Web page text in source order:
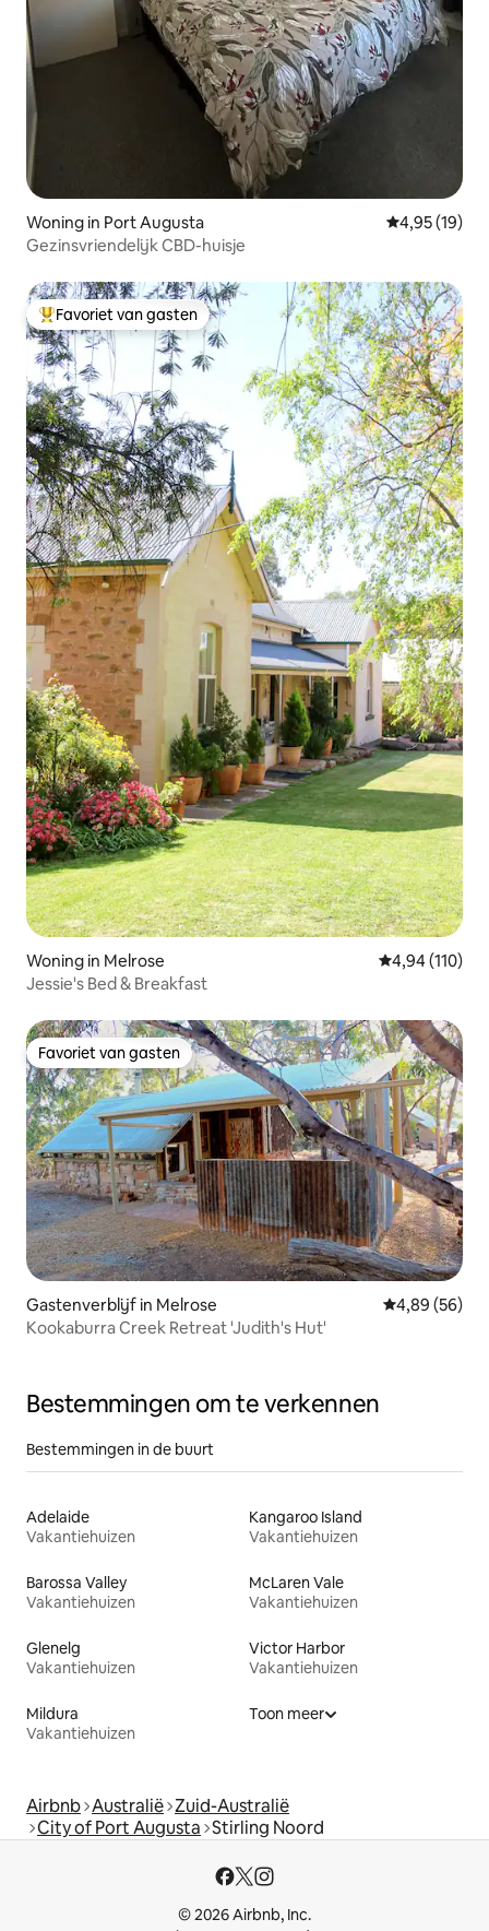
Woning in Port Augusta Gemiddelde
4,95 (19)
Gezinsvriendelijk CBD-huisje
Topfavoriet van gasten
Favoriet van gasten
Woning in Melrose Gemiddelde
4,94 (110)
Jessie's Bed & Breakfast
Favoriet van gasten
Favoriet van gasten
Gastenverblijf in Melrose Gemiddelde
4,89 (56)
Kookaburra Creek Retreat 'Judith's Hut'
Bestemmingen om te verkennen
Bestemmingen in de buurt
Adelaide
Vakantiehuizen
Kangaroo Island
Vakantiehuizen
Barossa Valley
Vakantiehuizen
McLaren Vale
Vakantiehuizen
Glenelg
Vakantiehuizen
Victor Harbor
Vakantiehuizen
Mildura
Vakantiehuizen
Toon meer
Airbnb Australië Zuid-Australië
City of Port Augusta Stirling Noord
© 2026 Airbnb, Inc.